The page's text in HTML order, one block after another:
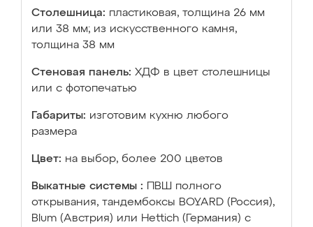
Столешница: пластиковая, толщина 26 мм
или 38 мм; из искусственного камня,
толщина 38 мм
Стеновая панель: ХДФ в цвет столешницы
или с фотопечатью
Габариты: изготовим кухню любого
размера
Цвет: на выбор, более 200 цветов
Выкатные системы :
ПВШ полного
открывания, тандембоксы BOYARD (Россия),
Blum (Австрия) или Hettich (Германия) с